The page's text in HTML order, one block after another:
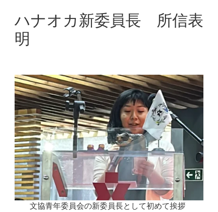
ハナオカ新委員長 所信表
明
文協青年委員会の新委員長として初めて挨拶